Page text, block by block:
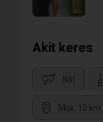
Akit keres
Nőt
Max. 10